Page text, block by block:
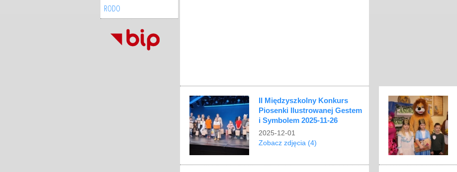
RODO
II Międzyszkolny Konkurs
Piosenki Ilustrowanej Gestem
i Symbolem 2025-11-26
2025-12-01
Zobacz zdjęcia (4)